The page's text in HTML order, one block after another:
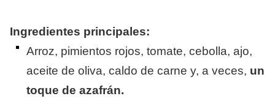
Ingredientes principales:
Arroz, pimientos rojos, tomate, cebolla, ajo,
aceite de oliva, caldo de carne y, a veces, un
toque de azafrán.